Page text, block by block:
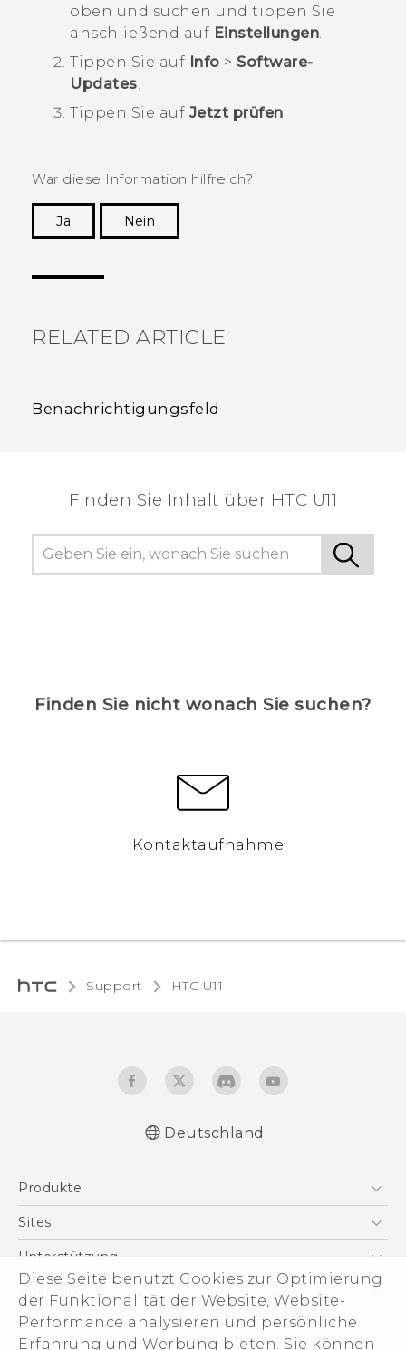
Diese Seite benutzt Cookies zur Optimierung
der Funktionalität der Website, Website-
Performance analysieren und persönliche
Erfahrung und Werbung bieten. Sie können
oben und suchen und tippen Sie
anschließend auf Einstellungen.
Tippen Sie auf Info > Software-
Updates.
Tippen Sie auf Jetzt prüfen.
War diese Information hilfreich?
Ja
Nein
RELATED ARTICLE
Benachrichtigungsfeld
Finden Sie Inhalt über‎ HTC U11
Finden Sie nicht wonach Sie suchen?
Kontaktaufnahme
Support HTC U11‎
Deutsch - Informationen zur Sicherheit und
Deutsch - Informationen zur Sicherheit und
behördliche Bestimmungen (Dual Nano-
SIM)
English - User manual
English - Safety and regulatory guide
Deutschland
Produkte
Smartphones
VIVE
Zubehör
Sites
HTC Dev
HTC Vive
Unterstützung
Unterstützung
eCommerce Support
Über HTC
ESG